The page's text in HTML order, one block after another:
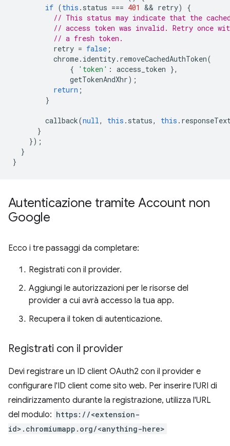
if (this . status === 401 && retry)
{
// This status may indicate that the
// access token was invalid. Retry once
// a fresh token.
retry = false ;
chrome. identity. removeCachedAuthToken(
{
'token' : access_token },
getTokenAndXhr);
return ;
}
callback(null, this . status, this .
}
});
}
}
Autenticazione tramite Account non
Google
Ecco i tre passaggi da completare:
Registrati con il provider.
Aggiungi le autorizzazioni per le risorse del
provider a cui avrà accesso la tua app.
Recupera il token di autenticazione.
Registrati con il provider
Devi registrare un ID client OAuth2 con il provider e
configurare l'ID client come sito web. Per inserire l'URI di
reindirizzamento durante la registrazione, utilizza l'URL
del modulo: https://<extension-
id>.chromiumapp.org/<anything-here>